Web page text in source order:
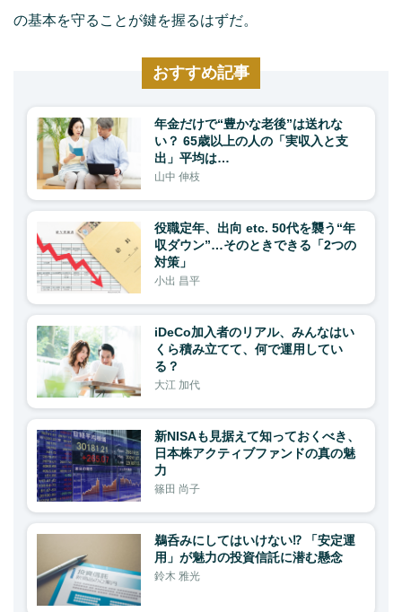
の基本を守ることが鍵を握るはずだ。
おすすめ記事
年金だけで“豊かな老後”は送れな
い？ 65歳以上の人の「実収入と支
出」平均は…
山中 伸枝
役職定年、出向 etc. 50代を襲う“年
収ダウン”…そのときできる「2つの
対策」
小出 昌平
iDeCo加入者のリアル、みんなはい
くら積み立てて、何で運用してい
る？
大江 加代
新NISAも見据えて知っておくべき、
日本株アクティブファンドの真の魅
力
篠田 尚子
鵜呑みにしてはいけない⁉ 「安定運
用」が魅力の投資信託に潜む懸念
鈴木 雅光